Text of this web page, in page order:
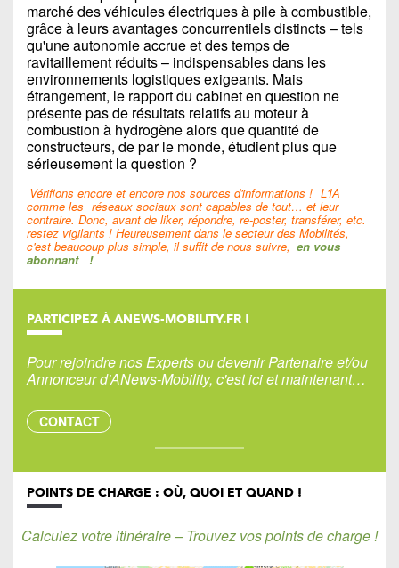
marché des véhicules électriques à pile à combustible,
grâce à leurs avantages concurrentiels distincts – tels
qu'une autonomie accrue et des temps de
ravitaillement réduits – indispensables dans les
environnements logistiques exigeants. Mais
étrangement, le rapport du cabinet en question ne
présente pas de résultats relatifs au moteur à
combustion à hydrogène alors que quantité de
constructeurs, de par le monde, étudient plus que
sérieusement la question ?
Vérifions encore et encore nos sources d'informations ! L'IA
comme les réseaux sociaux sont capables de tout… et leur
contraire. Donc, avant de liker, répondre, re-poster, transférer, etc.
restez vigilants ! Heureusement dans le secteur des Mobilités,
c'est beaucoup plus simple, il suffit de nous suivre, en vous
abonnant !
PARTICIPEZ À ANEWS-MOBILITY.FR !
Pour rejoindre nos Experts ou devenir Partenaire et/ou
Annonceur d'ANews-Mobility, c'est ici et maintenant…
CONTACT
POINTS DE CHARGE : OÙ, QUOI ET QUAND !
Calculez votre itinéraire – Trouvez vos points de charge !